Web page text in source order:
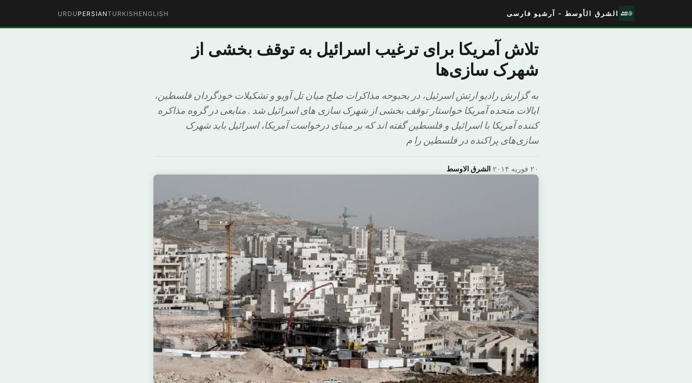
الشرق الأوسط - آرشیو فارسی ENGLISH
TURKISH
PERSIAN
URDU
تلاش آمریکا برای ترغیب اسرائیل به توقف بخشی از
شهرک سازی‌ها
به گزارش رادیو ارتش اسرئیل، در بحبوحه مذاکرات صلح میان تل آویو و تشکیلات خودگردان فلسطین،
ایالات متحده آمریکا خواستار توقف بخشی از شهرک سازی های اسرائیل شد . منابعی در گروه مذاکره
کننده آمریکا با اسرائیل و فلسطین گفته اند که بر مبنای درخواست آمریکا، اسرائیل باید شهرک‌
سازی‌های پراکنده در فلسطین را م
الشرق الاوسط· ۲۰ فوریه ۲۰۱۴